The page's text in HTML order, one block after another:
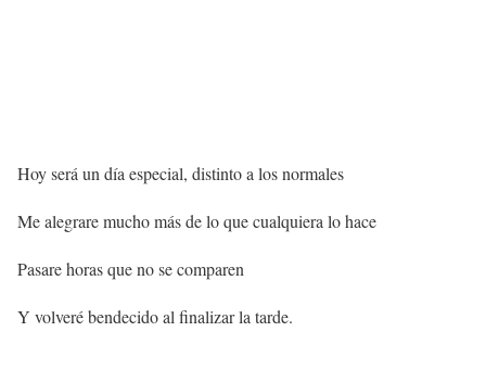
Hoy será un día especial, distinto a los normales
Me alegrare mucho más de lo que cualquiera lo hace
Pasare horas que no se comparen
Y volveré bendecido al finalizar la tarde.